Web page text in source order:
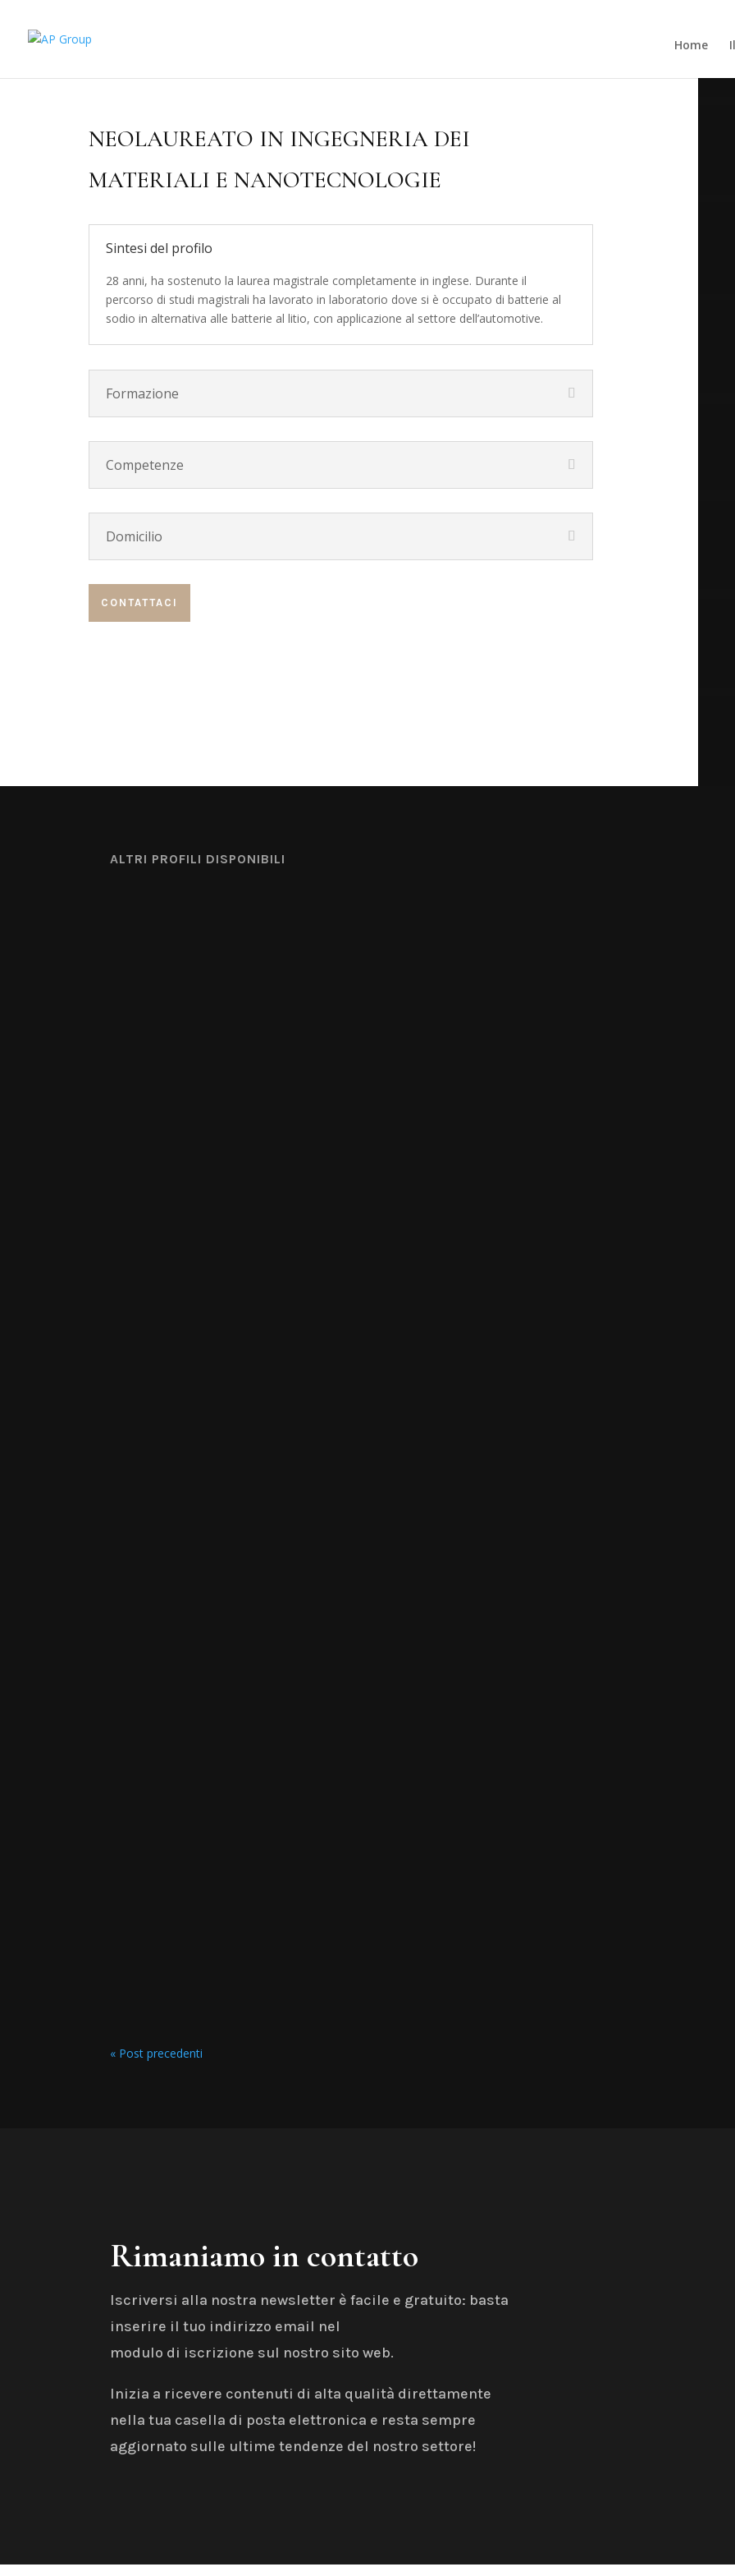
Home
NEOLAUREATO IN INGEGNERIA DEI
MATERIALI E NANOTECNOLOGIE
Sintesi del profilo
28 anni, ha sostenuto la laurea magistrale completamente in inglese. Durante il
percorso di studi magistrali ha lavorato in laboratorio dove si è occupato di batterie al
sodio in alternativa alle batterie al litio, con applicazione al settore dell’automotive.
Formazione
Competenze
Domicilio
CONTATTACI
ALTRI PROFILI DISPONIBILI
« Post precedenti
Rimaniamo in contatto
Iscriversi alla nostra newsletter è facile e gratuito: basta
inserire il tuo indirizzo email nel
modulo di iscrizione sul nostro sito web.
Inizia a ricevere contenuti di alta qualità direttamente
nella tua casella di posta elettronica e resta sempre
aggiornato sulle ultime tendenze del nostro settore!